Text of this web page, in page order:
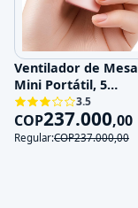
Ventilador de Mesa
Mini Portátil, 5
Velocidades, 5V,
Recargable
3.5
COP237.000,00
Regular:COP237.000,00